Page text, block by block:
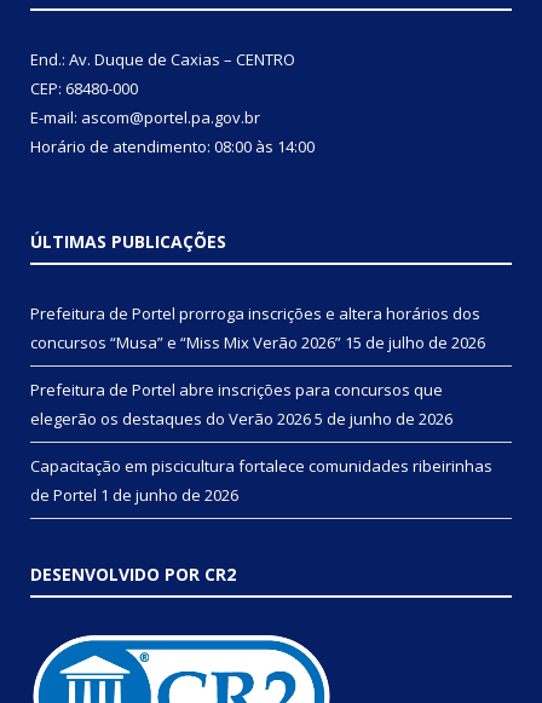
End.: Av. Duque de Caxias – CENTRO
CEP: 68480-000
E-mail: ascom@portel.pa.gov.br
Horário de atendimento: 08:00 às 14:00
ÚLTIMAS PUBLICAÇÕES
Prefeitura de Portel prorroga inscrições e altera horários dos
concursos “Musa” e “Miss Mix Verão 2026” 15 de julho de 2026
Prefeitura de Portel abre inscrições para concursos que
elegerão os destaques do Verão 20265 de junho de 2026
Capacitação em piscicultura fortalece comunidades ribeirinhas
de Portel 1 de junho de 2026
DESENVOLVIDO POR CR2